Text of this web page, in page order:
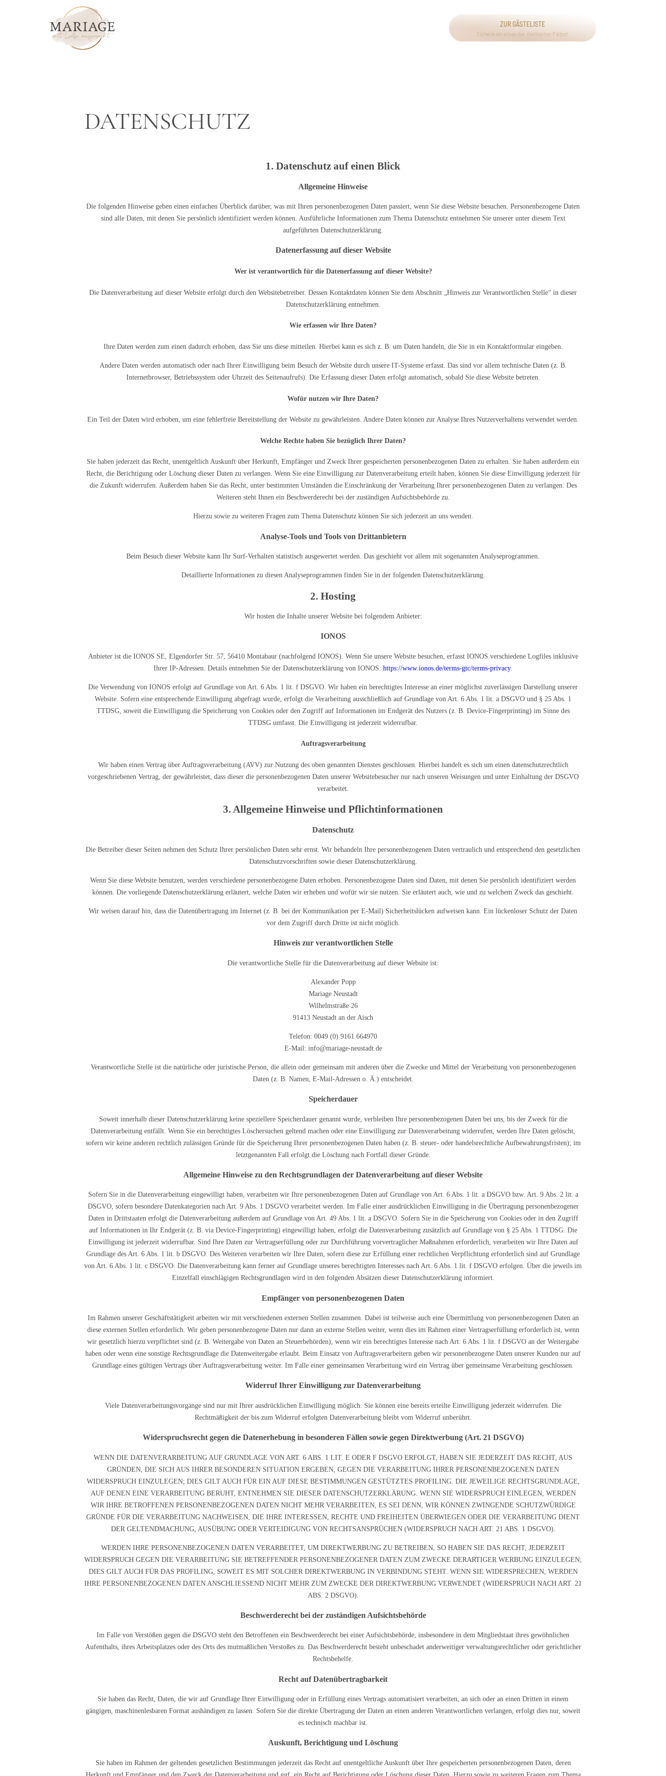
ZUR GÄSTELISTE
Sichere dir einen der limitierten Plätze!
DATENSCHUTZ
1. Datenschutz auf einen Blick
Allgemeine Hinweise
Die folgenden Hinweise geben einen einfachen Überblick darüber, was mit Ihren personenbezogenen Daten passiert, wenn Sie diese Website besuchen. Personenbezogene Daten
sind alle Daten, mit denen Sie persönlich identifiziert werden können. Ausführliche Informationen zum Thema Datenschutz entnehmen Sie unserer unter diesem Text
aufgeführten Datenschutzerklärung.
Datenerfassung auf dieser Website
Wer ist verantwortlich für die Datenerfassung auf dieser Website?
Die Datenverarbeitung auf dieser Website erfolgt durch den Websitebetreiber. Dessen Kontaktdaten können Sie dem Abschnitt „Hinweis zur Verantwortlichen Stelle“ in dieser
Datenschutzerklärung entnehmen.
Wie erfassen wir Ihre Daten?
Ihre Daten werden zum einen dadurch erhoben, dass Sie uns diese mitteilen. Hierbei kann es sich z. B. um Daten handeln, die Sie in ein Kontaktformular eingeben.
Andere Daten werden automatisch oder nach Ihrer Einwilligung beim Besuch der Website durch unsere IT-Systeme erfasst. Das sind vor allem technische Daten (z. B.
Internetbrowser, Betriebssystem oder Uhrzeit des Seitenaufrufs). Die Erfassung dieser Daten erfolgt automatisch, sobald Sie diese Website betreten.
Wofür nutzen wir Ihre Daten?
Ein Teil der Daten wird erhoben, um eine fehlerfreie Bereitstellung der Website zu gewährleisten. Andere Daten können zur Analyse Ihres Nutzerverhaltens verwendet werden.
Welche Rechte haben Sie bezüglich Ihrer Daten?
Sie haben jederzeit das Recht, unentgeltlich Auskunft über Herkunft, Empfänger und Zweck Ihrer gespeicherten personenbezogenen Daten zu erhalten. Sie haben außerdem ein
Recht, die Berichtigung oder Löschung dieser Daten zu verlangen. Wenn Sie eine Einwilligung zur Datenverarbeitung erteilt haben, können Sie diese Einwilligung jederzeit für
die Zukunft widerrufen. Außerdem haben Sie das Recht, unter bestimmten Umständen die Einschränkung der Verarbeitung Ihrer personenbezogenen Daten zu verlangen. Des
Weiteren steht Ihnen ein Beschwerderecht bei der zuständigen Aufsichtsbehörde zu.
Hierzu sowie zu weiteren Fragen zum Thema Datenschutz können Sie sich jederzeit an uns wenden.
Analyse-Tools und Tools von Dritt­anbietern
Beim Besuch dieser Website kann Ihr Surf-Verhalten statistisch ausgewertet werden. Das geschieht vor allem mit sogenannten Analyseprogrammen.
Detaillierte Informationen zu diesen Analyseprogrammen finden Sie in der folgenden Datenschutzerklärung.
2. Hosting
Wir hosten die Inhalte unserer Website bei folgendem Anbieter:
IONOS
Anbieter ist die IONOS SE, Elgendorfer Str. 57, 56410 Montabaur (nachfolgend IONOS). Wenn Sie unsere Website besuchen, erfasst IONOS verschiedene Logfiles inklusive
Ihrer IP-Adressen. Details entnehmen Sie der Datenschutzerklärung von IONOS: https://www.ionos.de/terms-gtc/terms-privacy.
Die Verwendung von IONOS erfolgt auf Grundlage von Art. 6 Abs. 1 lit. f DSGVO. Wir haben ein berechtigtes Interesse an einer möglichst zuverlässigen Darstellung unserer
Website. Sofern eine entsprechende Einwilligung abgefragt wurde, erfolgt die Verarbeitung ausschließlich auf Grundlage von Art. 6 Abs. 1 lit. a DSGVO und § 25 Abs. 1
TTDSG, soweit die Einwilligung die Speicherung von Cookies oder den Zugriff auf Informationen im Endgerät des Nutzers (z. B. Device-Fingerprinting) im Sinne des
TTDSG umfasst. Die Einwilligung ist jederzeit widerrufbar.
Auftragsverarbeitung
Wir haben einen Vertrag über Auftragsverarbeitung (AVV) zur Nutzung des oben genannten Dienstes geschlossen. Hierbei handelt es sich um einen datenschutzrechtlich
vorgeschriebenen Vertrag, der gewährleistet, dass dieser die personenbezogenen Daten unserer Websitebesucher nur nach unseren Weisungen und unter Einhaltung der DSGVO
verarbeitet.
3. Allgemeine Hinweise und Pflicht­informationen
Datenschutz
Die Betreiber dieser Seiten nehmen den Schutz Ihrer persönlichen Daten sehr ernst. Wir behandeln Ihre personenbezogenen Daten vertraulich und entsprechend den gesetzlichen
Datenschutzvorschriften sowie dieser Datenschutzerklärung.
Wenn Sie diese Website benutzen, werden verschiedene personenbezogene Daten erhoben. Personenbezogene Daten sind Daten, mit denen Sie persönlich identifiziert werden
können. Die vorliegende Datenschutzerklärung erläutert, welche Daten wir erheben und wofür wir sie nutzen. Sie erläutert auch, wie und zu welchem Zweck das geschieht.
Wir weisen darauf hin, dass die Datenübertragung im Internet (z. B. bei der Kommunikation per E-Mail) Sicherheitslücken aufweisen kann. Ein lückenloser Schutz der Daten
vor dem Zugriff durch Dritte ist nicht möglich.
Hinweis zur verantwortlichen Stelle
Die verantwortliche Stelle für die Datenverarbeitung auf dieser Website ist:
Alexander Popp
Mariage Neustadt
Wilhelmstraße 26
91413 Neustadt an der Aisch
Telefon: 0049 (0) 9161 664970
E-Mail: info@mariage-neustadt.de
Verantwortliche Stelle ist die natürliche oder juristische Person, die allein oder gemeinsam mit anderen über die Zwecke und Mittel der Verarbeitung von personenbezogenen
Daten (z. B. Namen, E-Mail-Adressen o. Ä.) entscheidet.
Speicherdauer
Soweit innerhalb dieser Datenschutzerklärung keine speziellere Speicherdauer genannt wurde, verbleiben Ihre personenbezogenen Daten bei uns, bis der Zweck für die
Datenverarbeitung entfällt. Wenn Sie ein berechtigtes Löschersuchen geltend machen oder eine Einwilligung zur Datenverarbeitung widerrufen, werden Ihre Daten gelöscht,
sofern wir keine anderen rechtlich zulässigen Gründe für die Speicherung Ihrer personenbezogenen Daten haben (z. B. steuer- oder handelsrechtliche Aufbewahrungsfristen); im
letztgenannten Fall erfolgt die Löschung nach Fortfall dieser Gründe.
Allgemeine Hinweise zu den Rechtsgrundlagen der Datenverarbeitung auf dieser Website
Sofern Sie in die Datenverarbeitung eingewilligt haben, verarbeiten wir Ihre personenbezogenen Daten auf Grundlage von Art. 6 Abs. 1 lit. a DSGVO bzw. Art. 9 Abs. 2 lit. a
DSGVO, sofern besondere Datenkategorien nach Art. 9 Abs. 1 DSGVO verarbeitet werden. Im Falle einer ausdrücklichen Einwilligung in die Übertragung personenbezogener
Daten in Drittstaaten erfolgt die Datenverarbeitung außerdem auf Grundlage von Art. 49 Abs. 1 lit. a DSGVO. Sofern Sie in die Speicherung von Cookies oder in den Zugriff
auf Informationen in Ihr Endgerät (z. B. via Device-Fingerprinting) eingewilligt haben, erfolgt die Datenverarbeitung zusätzlich auf Grundlage von § 25 Abs. 1 TTDSG. Die
Einwilligung ist jederzeit widerrufbar. Sind Ihre Daten zur Vertragserfüllung oder zur Durchführung vorvertraglicher Maßnahmen erforderlich, verarbeiten wir Ihre Daten auf
Grundlage des Art. 6 Abs. 1 lit. b DSGVO. Des Weiteren verarbeiten wir Ihre Daten, sofern diese zur Erfüllung einer rechtlichen Verpflichtung erforderlich sind auf Grundlage
von Art. 6 Abs. 1 lit. c DSGVO. Die Datenverarbeitung kann ferner auf Grundlage unseres berechtigten Interesses nach Art. 6 Abs. 1 lit. f DSGVO erfolgen. Über die jeweils im
Einzelfall einschlägigen Rechtsgrundlagen wird in den folgenden Absätzen dieser Datenschutzerklärung informiert.
Empfänger von personenbezogenen Daten
Im Rahmen unserer Geschäftstätigkeit arbeiten wir mit verschiedenen externen Stellen zusammen. Dabei ist teilweise auch eine Übermittlung von personenbezogenen Daten an
diese externen Stellen erforderlich. Wir geben personenbezogene Daten nur dann an externe Stellen weiter, wenn dies im Rahmen einer Vertragserfüllung erforderlich ist, wenn
wir gesetzlich hierzu verpflichtet sind (z. B. Weitergabe von Daten an Steuerbehörden), wenn wir ein berechtigtes Interesse nach Art. 6 Abs. 1 lit. f DSGVO an der Weitergabe
haben oder wenn eine sonstige Rechtsgrundlage die Datenweitergabe erlaubt. Beim Einsatz von Auftragsverarbeitern geben wir personenbezogene Daten unserer Kunden nur auf
Grundlage eines gültigen Vertrags über Auftragsverarbeitung weiter. Im Falle einer gemeinsamen Verarbeitung wird ein Vertrag über gemeinsame Verarbeitung geschlossen.
Widerruf Ihrer Einwilligung zur Datenverarbeitung
Viele Datenverarbeitungsvorgänge sind nur mit Ihrer ausdrücklichen Einwilligung möglich. Sie können eine bereits erteilte Einwilligung jederzeit widerrufen. Die
Rechtmäßigkeit der bis zum Widerruf erfolgten Datenverarbeitung bleibt vom Widerruf unberührt.
Widerspruchsrecht gegen die Datenerhebung in besonderen Fällen sowie gegen Direktwerbung (Art. 21 DSGVO)
WENN DIE DATENVERARBEITUNG AUF GRUNDLAGE VON ART. 6 ABS. 1 LIT. E ODER F DSGVO ERFOLGT, HABEN SIE JEDERZEIT DAS RECHT, AUS
GRÜNDEN, DIE SICH AUS IHRER BESONDEREN SITUATION ERGEBEN, GEGEN DIE VERARBEITUNG IHRER PERSONENBEZOGENEN DATEN
WIDERSPRUCH EINZULEGEN; DIES GILT AUCH FÜR EIN AUF DIESE BESTIMMUNGEN GESTÜTZTES PROFILING. DIE JEWEILIGE RECHTSGRUNDLAGE,
AUF DENEN EINE VERARBEITUNG BERUHT, ENTNEHMEN SIE DIESER DATENSCHUTZERKLÄRUNG. WENN SIE WIDERSPRUCH EINLEGEN, WERDEN
WIR IHRE BETROFFENEN PERSONENBEZOGENEN DATEN NICHT MEHR VERARBEITEN, ES SEI DENN, WIR KÖNNEN ZWINGENDE SCHUTZWÜRDIGE
GRÜNDE FÜR DIE VERARBEITUNG NACHWEISEN, DIE IHRE INTERESSEN, RECHTE UND FREIHEITEN ÜBERWIEGEN ODER DIE VERARBEITUNG DIENT
DER GELTENDMACHUNG, AUSÜBUNG ODER VERTEIDIGUNG VON RECHTSANSPRÜCHEN (WIDERSPRUCH NACH ART. 21 ABS. 1 DSGVO).
WERDEN IHRE PERSONENBEZOGENEN DATEN VERARBEITET, UM DIREKTWERBUNG ZU BETREIBEN, SO HABEN SIE DAS RECHT, JEDERZEIT
WIDERSPRUCH GEGEN DIE VERARBEITUNG SIE BETREFFENDER PERSONENBEZOGENER DATEN ZUM ZWECKE DERARTIGER WERBUNG EINZULEGEN;
DIES GILT AUCH FÜR DAS PROFILING, SOWEIT ES MIT SOLCHER DIREKTWERBUNG IN VERBINDUNG STEHT. WENN SIE WIDERSPRECHEN, WERDEN
IHRE PERSONENBEZOGENEN DATEN ANSCHLIESSEND NICHT MEHR ZUM ZWECKE DER DIREKTWERBUNG VERWENDET (WIDERSPRUCH NACH ART. 21
ABS. 2 DSGVO).
Beschwerde­recht bei der zuständigen Aufsichts­behörde
Im Falle von Verstößen gegen die DSGVO steht den Betroffenen ein Beschwerderecht bei einer Aufsichtsbehörde, insbesondere in dem Mitgliedstaat ihres gewöhnlichen
Aufenthalts, ihres Arbeitsplatzes oder des Orts des mutmaßlichen Verstoßes zu. Das Beschwerderecht besteht unbeschadet anderweitiger verwaltungsrechtlicher oder gerichtlicher
Rechtsbehelfe.
Recht auf Daten­übertrag­barkeit
Sie haben das Recht, Daten, die wir auf Grundlage Ihrer Einwilligung oder in Erfüllung eines Vertrags automatisiert verarbeiten, an sich oder an einen Dritten in einem
gängigen, maschinenlesbaren Format aushändigen zu lassen. Sofern Sie die direkte Übertragung der Daten an einen anderen Verantwortlichen verlangen, erfolgt dies nur, soweit
es technisch machbar ist.
Auskunft, Berichtigung und Löschung
Sie haben im Rahmen der geltenden gesetzlichen Bestimmungen jederzeit das Recht auf unentgeltliche Auskunft über Ihre gespeicherten personenbezogenen Daten, deren